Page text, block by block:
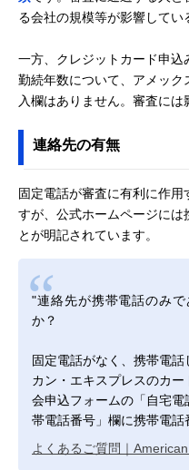
る会社の規模等が影響してい
一方、クレジットカード申
勤続年数について、アメッ
入欄はありません。審査には
連絡先の有無
固定電話が審査に有利に作用
すが、公式ホームページには
とが明記されています。
"連絡先が携帯電話のみ
か？
固定電話がなく、携帯電
カン・エキスプレスのカ
会申込フォームの「自宅
帯電話番号」欄に携帯電
よくあるご質問｜